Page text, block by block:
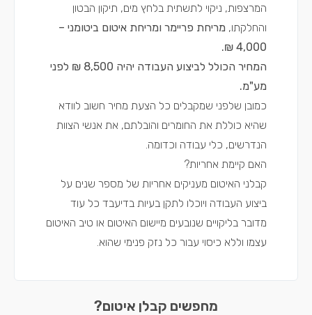
המרצפות, ניקוי לתשתית בלחץ מים, תיקון הבטון
והחלקתו, מריחת פריימר ומריחת איטום ביטומני –
4,000 ₪.
המחיר הכולל לביצוע העבודה יהיה 8,500 ₪ לפני
מע"מ.
כמובן שלפני שמקבלים כל הצעת מחיר חשוב לוודא
שהיא כוללת את החומרים והובלתם, את אנשי הצוות
הנדרשים, כלי עבודה וכדומה.
האם קיימת אחריות?
קבלני האיטום מעניקים אחריות של מספר שנים על
ביצוע העבודה ויוכלו לתקן בעיות בדיעבד כל עוד
מדובר בליקויים שנובעים מיישום האיטום או טיב האיטום
עצמו וללא כיסוי עבור כל נזק פנימי שהוא.
מחפשים קבלן איטום?